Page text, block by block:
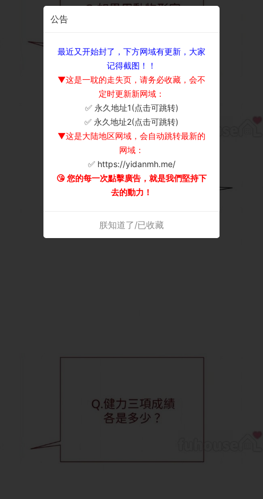
公告
最近又开始封了，下方网域有更新，大家
记得截图！！
▼这是一耽的走失页，请务必收藏，会不
定时更新新网域：
✅ 永久地址1(点击可跳转)
✅ 永久地址2(点击可跳转)
▼这是大陆地区网域，会自动跳转最新的
网域：
✅ https://yidanmh.me/
😘 您的每一次點擊廣告，就是我們堅持下
去的動力！
朕知道了/已收藏